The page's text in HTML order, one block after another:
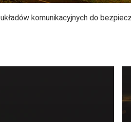
komunikacyjnych do